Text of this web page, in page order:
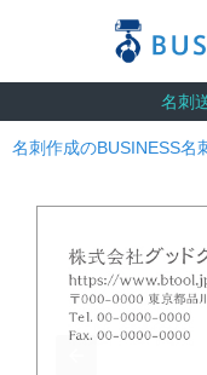
名刺
名刺作成のBUSINESS名